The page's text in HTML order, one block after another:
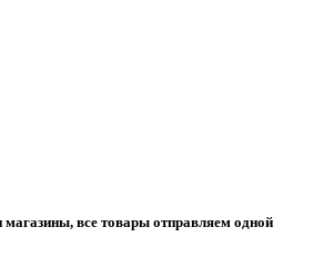
магазины, все товары отправляем одной